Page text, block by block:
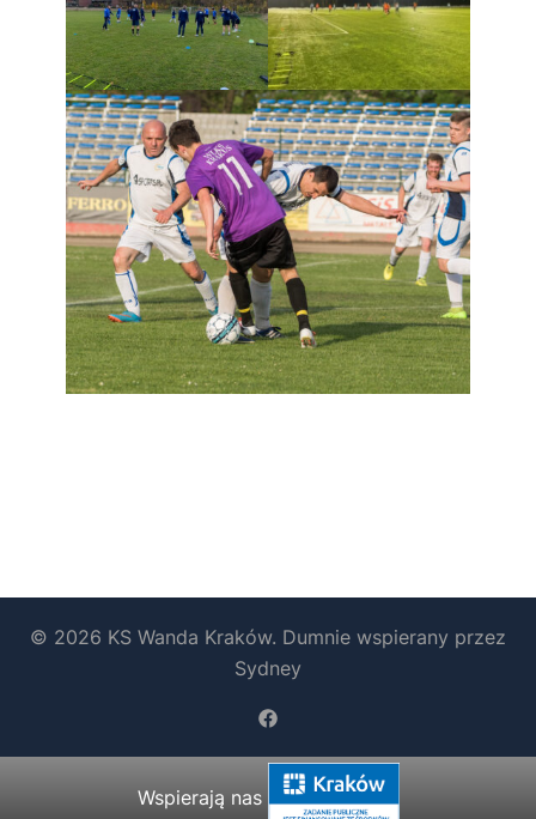
© 2026 KS Wanda Kraków. Dumnie wspierany przez
Sydney
https://www.facebook.com/
Wspierają nas